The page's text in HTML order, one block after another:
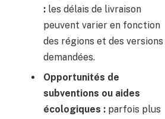
: les délais de livraison
peuvent varier en fonction
des régions et des versions
demandées.
Opportunités de
subventions ou aides
écologiques : parfois plus